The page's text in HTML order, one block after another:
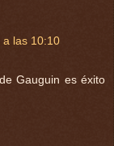
a las 10:10
Gauguin es éxito